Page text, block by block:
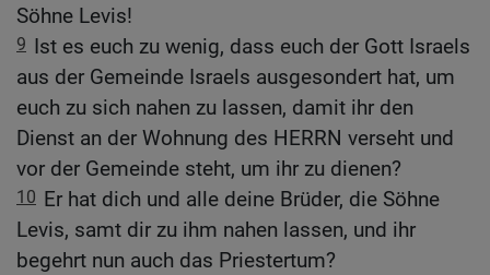
Söhne Levis!
9 Ist es euch zu wenig, dass euch der Gott Israels
aus der Gemeinde Israels ausgesondert hat, um
euch zu sich nahen zu lassen, damit ihr den
Dienst an der Wohnung des HERRN verseht und
vor der Gemeinde steht, um ihr zu dienen?
10 Er hat dich und alle deine Brüder, die Söhne
Levis, samt dir zu ihm nahen lassen, und ihr
begehrt nun auch das Priestertum?